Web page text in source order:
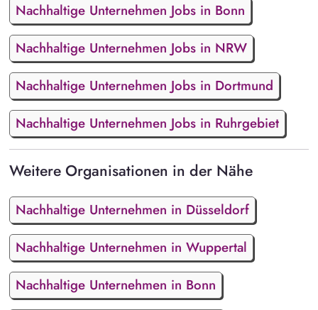
Nachhaltige Unternehmen Jobs in Bonn
Nachhaltige Unternehmen Jobs in NRW
Nachhaltige Unternehmen Jobs in Dortmund
Nachhaltige Unternehmen Jobs in Ruhrgebiet
Weitere Organisationen in der Nähe
Nachhaltige Unternehmen in Düsseldorf
Nachhaltige Unternehmen in Wuppertal
Nachhaltige Unternehmen in Bonn